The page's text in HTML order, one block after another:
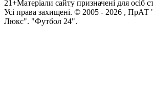
21+Матеріали сайту призначені для осіб
Усi права захищенi. © 2005 - 2026 , ПрАТ
Люкс". "Футбол 24".